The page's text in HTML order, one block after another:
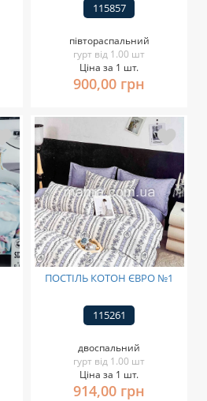
115857
півтораспальний
гурт від 1.00 шт
Ціна за 1 шт.
900,00 грн
ПОСТІЛЬ КОТОН ЄВРО №1
115261
двоспальний
гурт від 1.00 шт
Ціна за 1 шт.
914,00 грн